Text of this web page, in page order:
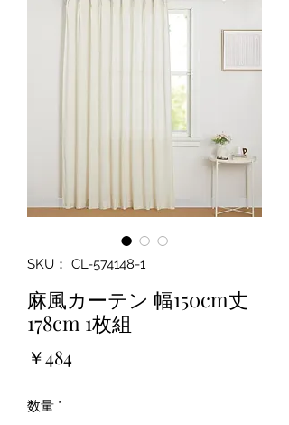
SKU： CL-574148-1
麻風カーテン 幅150cm丈
178cm 1枚組
￥484
数量 *